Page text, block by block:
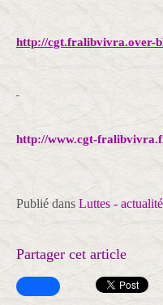
http://cgt.fralibvivra.over-
http://www.cgt-
Publié dans Luttes -
Partager cet article